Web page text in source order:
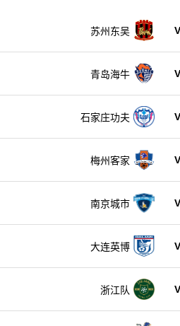
谊】 列弗宁VS利森
苏州东吴 V
青岛海牛 V
石家庄功夫 V
梅州客家 V
南京城市 V
大连英博 V
浙江队 V